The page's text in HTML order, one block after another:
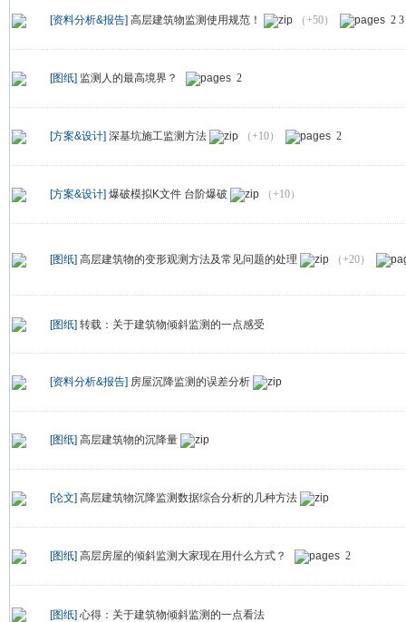
[资料分析&报告] 高层建筑物监测使用规范！ （+50） 2 3
[图纸] 监测人的最高境界？ 2
[方案&设计] 深基坑施工监测方法 （+10） 2
[方案&设计] 爆破模拟K文件 台阶爆破 （+10）
[图纸] 高层建筑物的变形观测方法及常见问题的处理 （+20）
[图纸] 转载：关于建筑物倾斜监测的一点感受
[资料分析&报告] 房屋沉降监测的误差分析
[图纸] 高层建筑物的沉降量
[论文] 高层建筑物沉降监测数据综合分析的几种方法
[图纸] 高层房屋的倾斜监测大家现在用什么方式？ 2
[图纸] 心得：关于建筑物倾斜监测的一点看法